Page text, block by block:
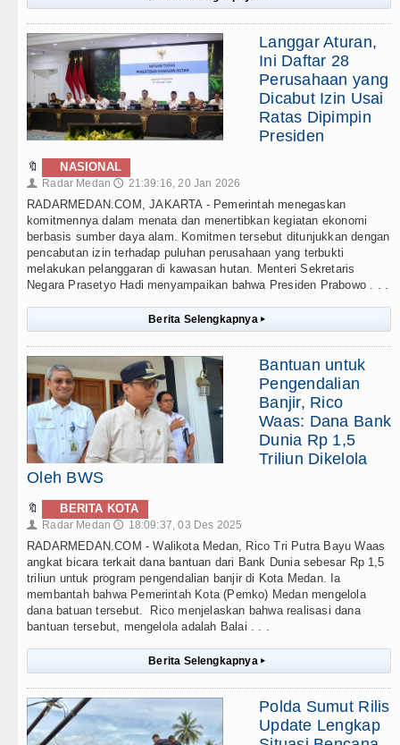
Langgar Aturan,
Ini Daftar 28
Perusahaan yang
Dicabut Izin Usai
Ratas Dipimpin
Presiden
🔖 NASIONAL
👤 Radar Medan 🕔 21:39:16, 20 Jan 2026
RADARMEDAN.COM, JAKARTA - Pemerintah menegaskan
komitmennya dalam menata dan menertibkan kegiatan ekonomi
berbasis sumber daya alam. Komitmen tersebut ditunjukkan dengan
pencabutan izin terhadap puluhan perusahaan yang terbukti
melakukan pelanggaran di kawasan hutan. Menteri Sekretaris
Negara Prasetyo Hadi menyampaikan bahwa Presiden Prabowo . . .
Berita Selengkapnya ▸
Bantuan untuk
Pengendalian
Banjir, Rico
Waas: Dana Bank
Dunia Rp 1,5
Triliun Dikelola
Oleh BWS
🔖 BERITA KOTA
👤 Radar Medan 🕔 18:09:37, 03 Des 2025
RADARMEDAN.COM - Walikota Medan, Rico Tri Putra Bayu Waas
angkat bicara terkait dana bantuan dari Bank Dunia sebesar Rp 1,5
triliun untuk program pengendalian banjir di Kota Medan. Ia
membantah bahwa Pemerintah Kota (Pemko) Medan mengelola
dana batuan tersebut. Rico menjelaskan bahwa realisasi dana
bantuan tersebut, mengelola adalah Balai . . .
Berita Selengkapnya ▸
Polda Sumut Rilis
Update Lengkap